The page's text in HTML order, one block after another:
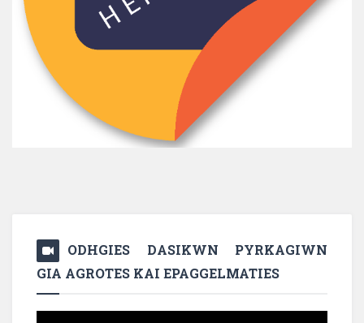
ODHGIES DASIKWN PYRKAGIWN
GIA AGROTES KAI EPAGGELMATIES